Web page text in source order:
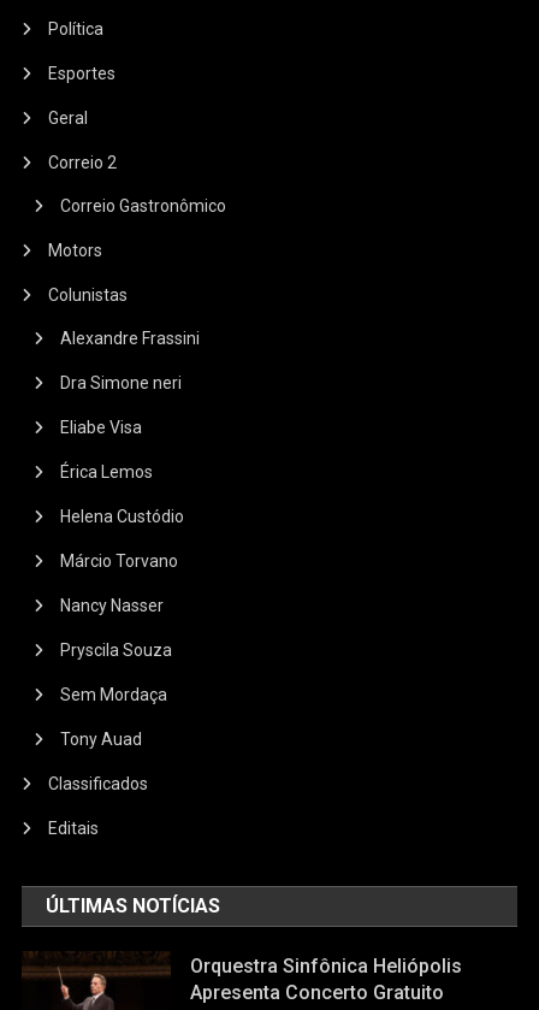
Política
Esportes
Geral
Correio 2
Correio Gastronômico
Motors
Colunistas
Alexandre Frassini
Dra Simone neri
Eliabe Visa
Érica Lemos
Helena Custódio
Márcio Torvano
Nancy Nasser
Pryscila Souza
Sem Mordaça
Tony Auad
Classificados
Editais
ÚLTIMAS NOTÍCIAS
Orquestra Sinfônica Heliópolis
Apresenta Concerto Gratuito